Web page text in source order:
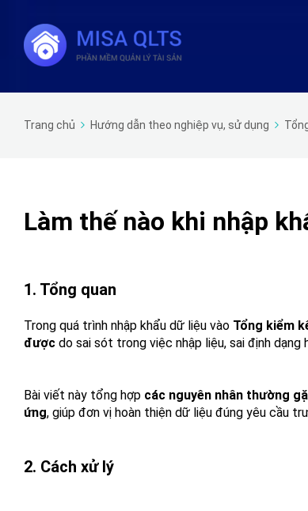
Trang chủ Hướng dẫn theo nghiệp vụ, sử dụng
Làm thế nào khi nhập
1. Tổng quan
Trong quá trình nhập khẩu dữ liệu vào Tổng kiểm
được do sai sót trong việc nhập liệu, sai định
Bài viết này tổng hợp các nguyên nhân thường
ứng, giúp đơn vị hoàn thiện dữ liệu đúng yêu cầu
2. Cách xử lý